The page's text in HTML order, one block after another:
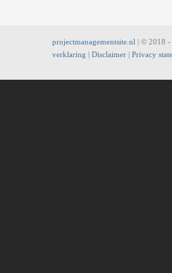
projectmanagementsite.nl | © 2018 -
verklaring
Disclaimer Privacy